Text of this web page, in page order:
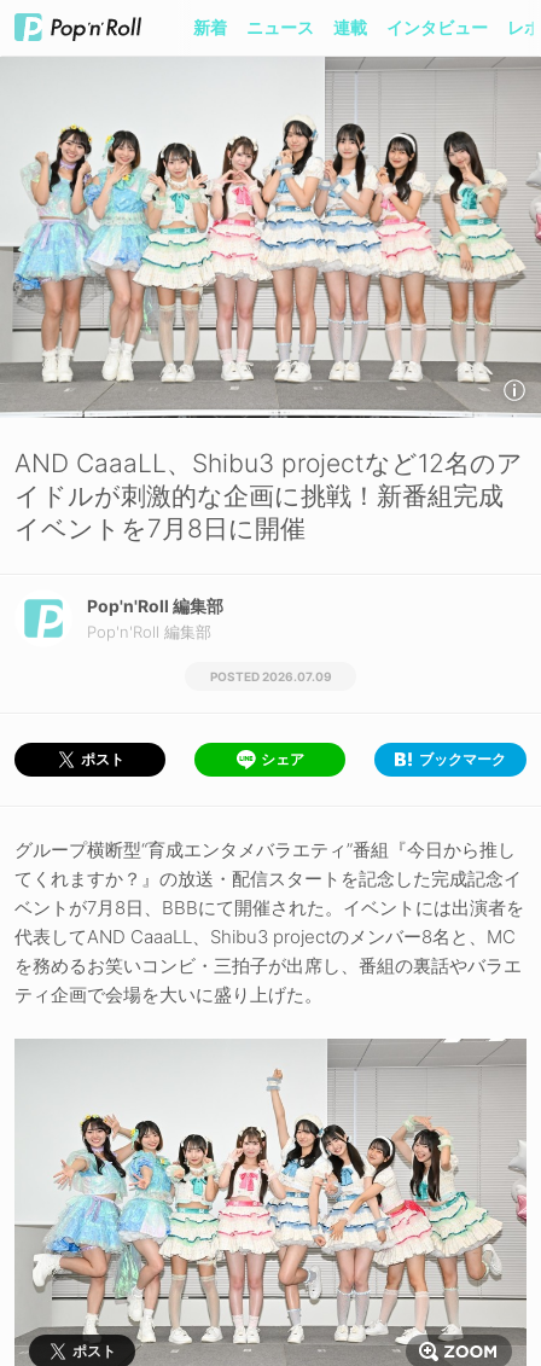
新着 ニュース 連載 インタビュー レ
AND CaaaLL、Shibu3 projectなど12名のア
イドルが刺激的な企画に挑戦！新番組完成
イベントを7月8日に開催
Pop'n'Roll 編集部
Pop'n'Roll 編集部
2026.07.09
ポスト シェア ブックマーク
グループ横断型“育成エンタメバラエティ”番組『今日から推し
てくれますか？』の放送・配信スタートを記念した完成記念イ
ベントが7月8日、BBBにて開催された。イベントには出演者を
代表してAND CaaaLL、Shibu3 projectのメンバー8名と、MC
を務めるお笑いコンビ・三拍子が出席し、番組の裏話やバラエ
ティ企画で会場を大いに盛り上げた。
ポスト